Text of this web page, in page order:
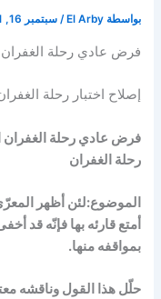
بواسطة El Arby
/سبتمبر 16, 2021
فرض عادي رحلة الغفران
إصلاح اختبار رحلة
فرض عادي رحلة الغفران
رحلة الغفران
الموضوع:لئن أظهر
أمتع قارئه بها فإنّه قد
بمواقفه منها.
حلّل هذا القول وناقشه